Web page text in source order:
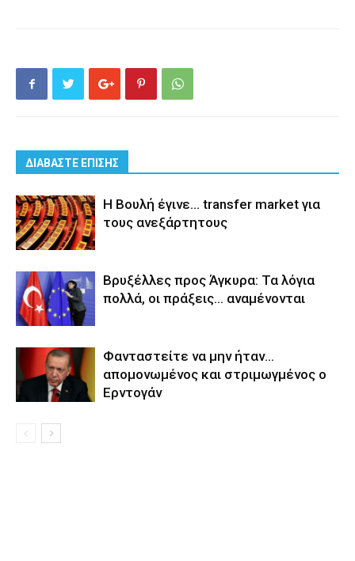
ΔΙΑΒΑΣΤΕ ΕΠΙΣΗΣ
Η Βουλή έγινε… transfer market για
τους ανεξάρτητους
Βρυξέλλες προς Άγκυρα: Τα λόγια
πολλά, οι πράξεις… αναμένονται
Φανταστείτε να μην ήταν…
απομονωμένος και στριμωγμένος ο
Ερντογάν